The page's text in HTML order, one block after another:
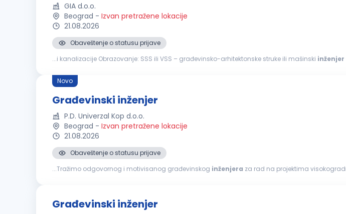
GIA d.o.o.
Beograd - Izvan pretražene lokacije
21.08.2026
Obaveštenje o statusu prijave
...i kanalizacije Obrazovanje: SSS ili VSS – građevinsko-arhitektonske struke ili mašinski inženjer
Novo
Građevinski inženjer
P.D. Univerzal Kop d.o.o.
Beograd - Izvan pretražene lokacije
21.08.2026
Obaveštenje o statusu prijave
...Tražimo odgovornog i motivisanog građevinskog inženjera
Građevinski inženjer